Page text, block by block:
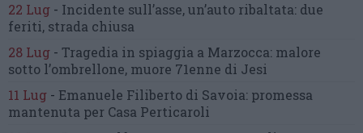
22 Lug - Incidente sull’asse, un’auto ribaltata: due
feriti, strada chiusa
28 Lug - Tragedia in spiaggia a Marzocca: malore
sotto l’ombrellone, muore 71enne di Jesi
11 Lug - Emanuele Filiberto di Savoia: promessa
mantenuta per Casa Perticaroli